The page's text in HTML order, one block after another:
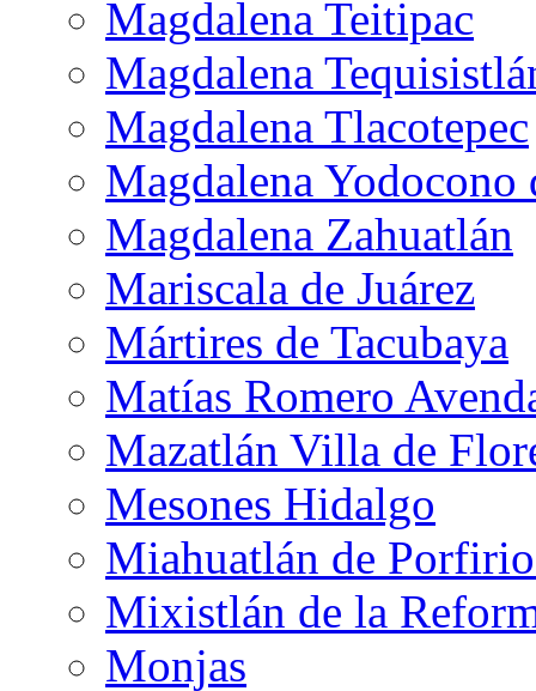
Magdalena Teitipac
Magdalena
Magdalena Tlacotepec
Magdalena
Magdalena Zahuatlán
Mariscala de Juárez
Mártires de Tacubaya
Matías Romero
Mazatlán Villa de
Mesones Hidalgo
Miahuatlán de
Mixistlán de la
Monjas